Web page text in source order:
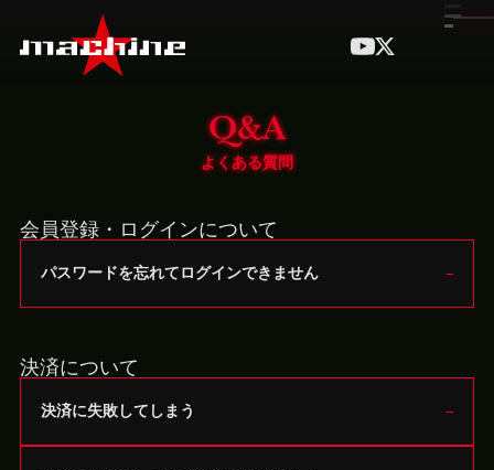
Q&A
よくある質問
会員登録・ログインについて
パスワードを忘れてログインできません
決済について
決済に失敗してしまう